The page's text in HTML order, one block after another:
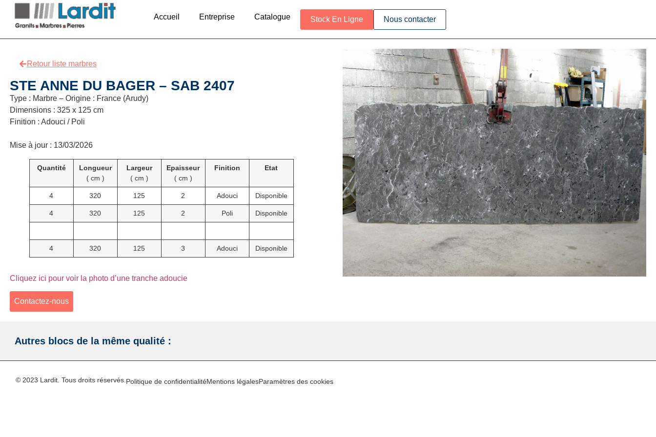
Accueil Entreprise Catalogue Stock En Ligne Nous contacter
Retour liste marbres
STE ANNE DU BAGER – SAB 2407
Type : Marbre – Origine : France (Arudy)
Dimensions : 325 x 125 cm
Finition : Adouci / Poli
Mise à jour : 13/03/2026
Quantité
Longueur
( cm )
Largeur
( cm )
Epaisseur
( cm )
Finition Etat
4 320 125 2 Adouci Disponible
4 320 125 2 Poli Disponible
4 320 125 3 Adouci Disponible
Cliquez ici pour voir la photo d’une tranche adoucie
Contactez-nous
Autres blocs de la même qualité :
© 2023 Lardit. Tous droits réservés. Politique de confidentialitéMentions légalesParamètres des cookies